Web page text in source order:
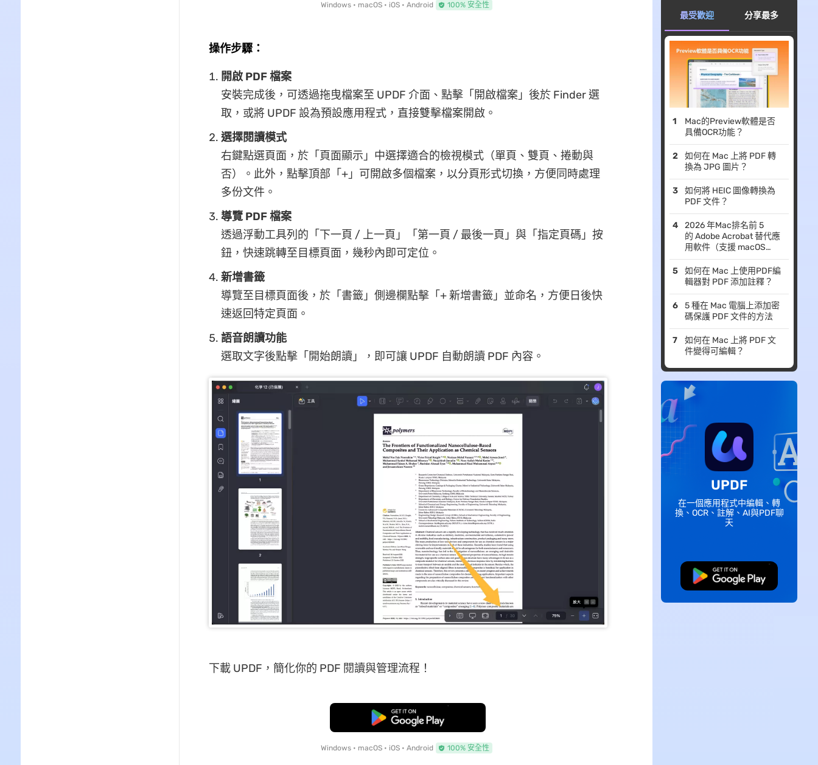
Windows • macOS • iOS • Android 100% 安全性
操作步驟：
開啟 PDF 檔案
安裝完成後，可透過拖曳檔案至 UPDF 介面、點擊「開啟檔案」後於 Finder 選
取，或將 UPDF 設為預設應用程式，直接雙擊檔案開啟。
選擇閱讀模式
右鍵點選頁面，於「頁面顯示」中選擇適合的檢視模式（單頁、雙頁、捲動與
否）。此外，點擊頂部「+」可開啟多個檔案，以分頁形式切換，方便同時處理
多份文件。
導覽 PDF 檔案
透過浮動工具列的「下一頁 / 上一頁」「第一頁 / 最後一頁」與「指定頁碼」按
鈕，快速跳轉至目標頁面，幾秒內即可定位。
新增書籤
導覽至目標頁面後，於「書籤」側邊欄點擊「+ 新增書籤」並命名，方便日後快
速返回特定頁面。
語音朗讀功能
選取文字後點擊「開始朗讀」，即可讓 UPDF 自動朗讀 PDF 內容。
下載 UPDF，簡化你的 PDF 閱讀與管理流程！
免費下載
Windows • macOS • iOS • Android 100% 安全性
最受歡迎 分享最多
Mac的Preview軟體是否
具備OCR功能？
如何在 Mac 上將 PDF 轉
換為 JPG 圖片？
如何將 HEIC 圖像轉換為
PDF 文件？
2026 年Mac排名前 5
的 Adobe Acrobat 替代應
用軟件（支援 macOS
Tahoe）
如何在 Mac 上使用PDF編
輯器對 PDF 添加註釋？
5 種在 Mac 電腦上添加密
碼保護 PDF 文件的方法
如何在 Mac 上將 PDF 文
件變得可編輯？
UPDF
在一個應用程式中編輯、轉
換、OCR、註解、AI與PDF聊
天
免費下載